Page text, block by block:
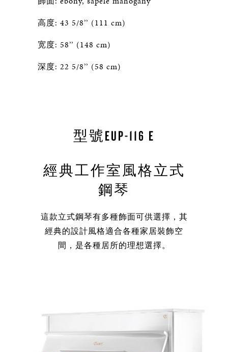
高度: 43 5/8’’ (111 cm)
宽度: 58’’ (148 cm)
深度: 22 5/8’’ (58 cm)
型號EUP-116 E
經典工作室風格立式
鋼琴
這款立式鋼琴有多種飾面可供選擇，其
經典的設計風格適合各種家居裝飾空
間，是各種居所的理想選擇。